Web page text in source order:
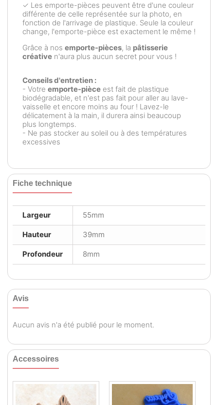
✓ Les emporte-pièces peuvent être d'une couleur
différente de celle représentée sur la photo, en
fonction de l'arrivage de plastique. Seule la couleur
change, l'emporte-pièce est exactement le même !
Grâce à nos emporte-pièces, la pâtisserie
créative n'aura plus aucun secret pour vous !
Conseils d'entretien :
- Votre emporte-pièce est fait de plastique
biodégradable, et n'est pas fait pour aller au lave-
vaisselle et encore moins au four ! Lavez-le
délicatement à la main, il durera ainsi beaucoup
plus longtemps.
- Ne pas stocker au soleil ou à des températures
excessives
Fiche technique
Largeur 55mm
Hauteur 39mm
Profondeur 8mm
Avis
Aucun avis n'a été publié pour le moment.
Accessoires